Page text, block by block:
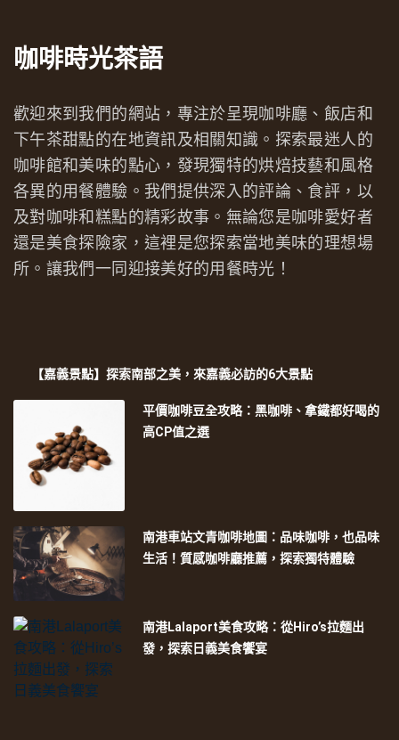
咖啡時光茶語
歡迎來到我們的網站，專注於呈現咖啡廳、飯店和
下午茶甜點的在地資訊及相關知識。探索最迷人的
咖啡館和美味的點心，發現獨特的烘焙技藝和風格
各異的用餐體驗。我們提供深入的評論、食評，以
及對咖啡和糕點的精彩故事。無論您是咖啡愛好者
還是美食探險家，這裡是您探索當地美味的理想場
所。讓我們一同迎接美好的用餐時光！
【嘉義景點】探索南部之美，來嘉義必訪的6大景點
平價咖啡豆全攻略：黑咖啡、拿鐵都好喝的
高CP值之選
南港車站文青咖啡地圖：品味咖啡，也品味
生活！質感咖啡廳推薦，探索獨特體驗
南港Lalaport美食攻略：從Hiro’s拉麵出
發，探索日義美食饗宴